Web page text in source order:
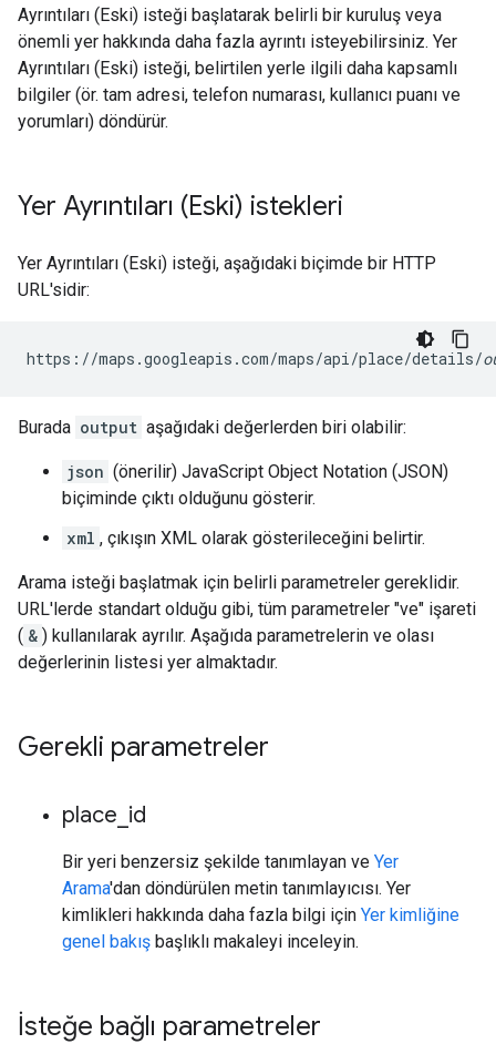
Ayrıntıları (Eski) isteği başlatarak belirli bir kuruluş veya
önemli yer hakkında daha fazla ayrıntı isteyebilirsiniz. Yer
Ayrıntıları (Eski) isteği, belirtilen yerle ilgili daha kapsamlı
bilgiler (ör. tam adresi, telefon numarası, kullanıcı puanı ve
yorumları) döndürür.
Yer Ayrıntıları (Eski) istekleri
Yer Ayrıntıları (Eski) isteği, aşağıdaki biçimde bir HTTP
URL'sidir:
https://maps.googleapis.com/maps/api/place/details/
Burada output aşağıdaki değerlerden biri olabilir:
json (önerilir) JavaScript Object Notation (JSON)
biçiminde çıktı olduğunu gösterir.
xml , çıkışın XML olarak gösterileceğini belirtir.
Arama isteği başlatmak için belirli parametreler gereklidir.
URL'lerde standart olduğu gibi, tüm parametreler "ve" işareti
( & ) kullanılarak ayrılır. Aşağıda parametrelerin ve olası
değerlerinin listesi yer almaktadır.
Gerekli parametreler
place id
Bir yeri benzersiz şekilde tanımlayan ve Yer
Arama'dan döndürülen metin tanımlayıcısı. Yer
kimlikleri hakkında daha fazla bilgi için Yer kimliğine
genel bakış başlıklı makaleyi inceleyin.
İsteğe bağlı parametreler